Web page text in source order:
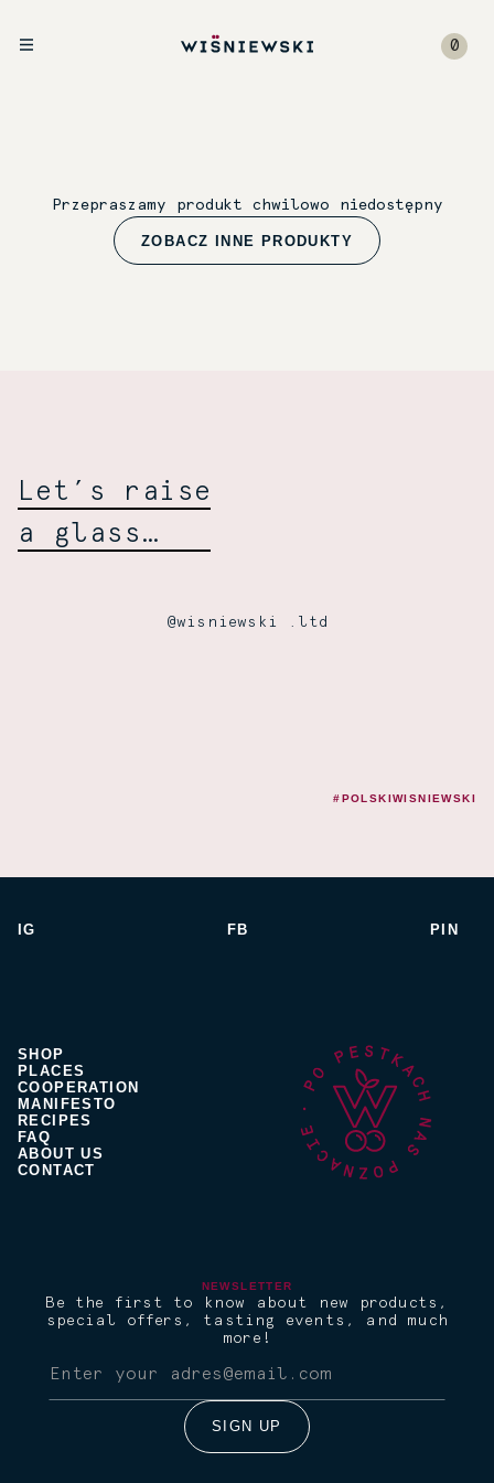
0
Przepraszamy produkt chwilowo niedostępny
ZOBACZ INNE PRODUKTY
Let’s raise
a glass…
@wisniewski .ltd
#POLSKIWISNIEWSKI
IG FB PIN
SHOP
PLACES
COOPERATION
MANIFESTO
RECIPES
FAQ
ABOUT US
CONTACT
NEWSLETTER
Be the first to know about new products,
special offers, tasting events, and much
more!